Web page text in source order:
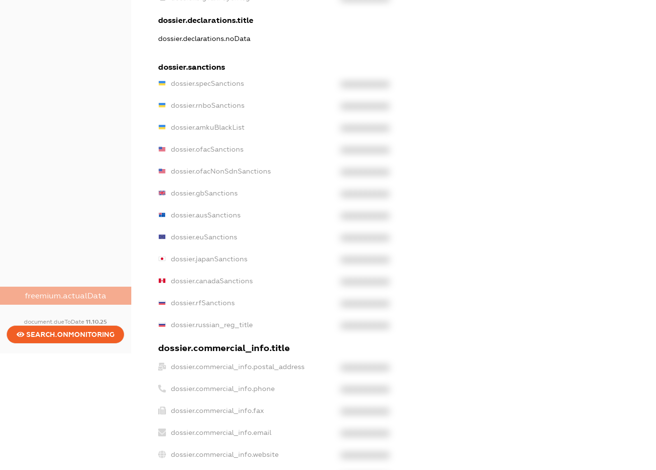
freemium.actualData
document.dueToDate11.10.25
SEARCH.ONMONITORING
dossier.declarations.title
dossier.declarations.noData
dossier.sanctions
dossier.specSanctions
dossier.rnboSanctions
dossier.amkuBlackList
dossier.ofacSanctions
dossier.ofacNonSdnSanctions
dossier.gbSanctions
dossier.ausSanctions
dossier.euSanctions
dossier.japanSanctions
dossier.canadaSanctions
dossier.rfSanctions
dossier.russian_reg_title
dossier.commercial_info.title
dossier.commercial_info.postal_address
dossier.commercial_info.phone
dossier.commercial_info.fax
dossier.commercial_info.email
dossier.commercial_info.website